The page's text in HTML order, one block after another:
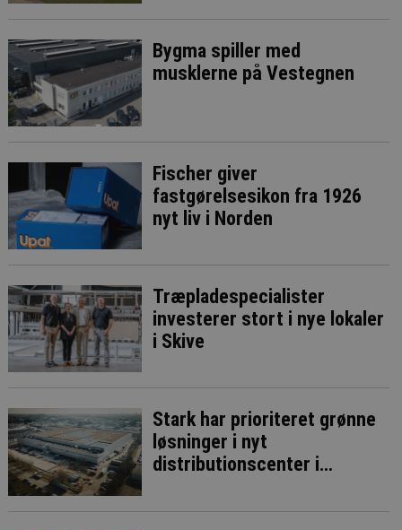
Bygma spiller med
musklerne på Vestegnen
Fischer giver
fastgørelsesikon fra 1926
nyt liv i Norden
Træpladespecialister
investerer stort i nye lokaler
i Skive
Stark har prioriteret grønne
løsninger i nyt
distributionscenter i